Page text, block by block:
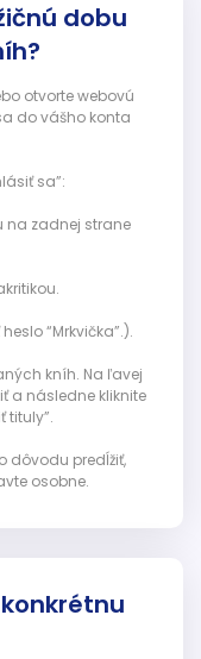
dobu
otvorte webovú
do vášho konta
sa”:
na zadnej strane
“Mrkvička”.).
kníh. Na ľavej
a následne kliknite
tituly”.
dôvodu predĺžiť,
osobne.